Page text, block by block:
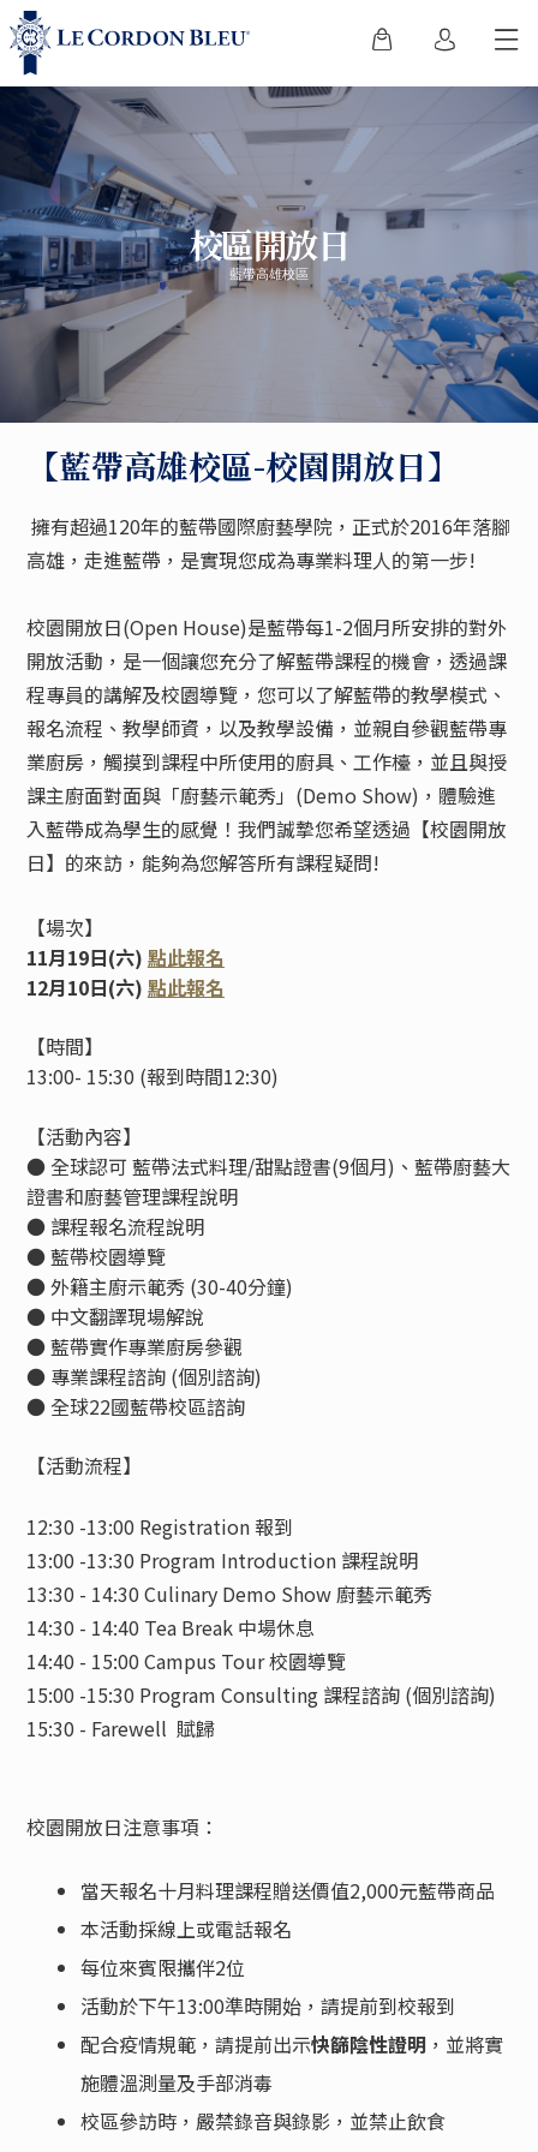
校區開放日
藍帶高雄校區
【藍帶高雄校區-校園開放日】
擁有超過120年的藍帶國際廚藝學院，正式於2016年落腳
高雄，走進藍帶，是實現您成為專業料理人的第一步!
校園開放日(Open House)是藍帶每1-2個月所安排的對外
開放活動，是一個讓您充分了解藍帶課程的機會，透過課
程專員的講解及校園導覽，您可以了解藍帶的教學模式、
報名流程、教學師資，以及教學設備，並親自參觀藍帶專
業廚房，觸摸到課程中所使用的廚具、工作檯，並且與授
課主廚面對面與「廚藝示範秀」 (Demo Show) ，體驗進
入藍帶成為學生的感覺！ 我們誠摯您希望透過【校園開放
日】的來訪，能夠為您解答所有課程疑問!
【場次】
11月19日(六) 點此報名
12月10日(六) 點此報名
【時間】
13:00- 15:30 (報到時間12:30)
【活動內容】
● 全球認可 藍帶法式料理/甜點證書(9個月)、藍帶廚藝大
證書和廚藝管理課程說明
● 課程報名流程說明
● 藍帶校園導覽
● 外籍主廚示範秀 (30-40分鐘)
● 中文翻譯現場解說
● 藍帶實作專業廚房參觀
● 專業課程諮詢(個別諮詢)
● 全球22國藍帶校區諮詢
【活動流程】
12:30 -13:00 Registration 報到
13:00 -13:30 Program Introduction 課程說明
13:30 - 14:30 Culinary Demo Show 廚藝示範秀
14:30 - 14:40 Tea Break 中場休息
14:40 - 15:00 Campus Tour 校園導覽
15:00 -15:30 Program Consulting 課程諮詢 (個別諮詢)
15:30 - Farewell 賦歸
校園開放日注意事項：
當天報名十月料理課程贈送價值2,000元藍帶商品
本活動採線上或電話報名
每位來賓限攜伴2位
活動於下午13:00準時開始，請提前到校報到
配合疫情規範，請提前出示快篩陰性證明 ，並將實
施體溫測量及手部消毒
校區參訪時，嚴禁錄音與錄影，並禁止飲食